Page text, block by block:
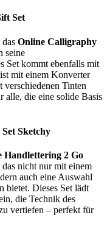
Set
Online Calligraphy
seine
Set kommt ebenfalls mit
mit einem Konverter
verschiedenen Tinten
alle, die eine solide Basis
Sketchy
Handlettering 2 Go
nicht nur mit einem
auch eine Auswahl
bietet. Dieses Set lädt
die Technik des
vertiefen – perfekt für